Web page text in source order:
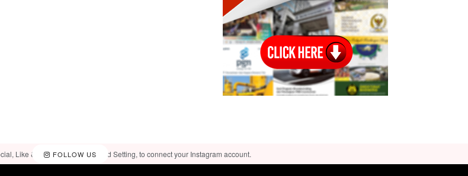
FOLLOW US
Like & View > Instagram Feed Setting, to connect your Instagram account.